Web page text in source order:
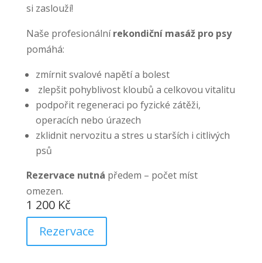
si zaslouží!
Naše profesionálnírekondiční masáž pro psy
pomáhá:
zmírnit svalové napětí a bolest
zlepšit pohyblivost kloubů a celkovou vitalitu
podpořit regeneraci po fyzické zátěži,
operacích nebo úrazech
zklidnit nervozitu a stres u starších i citlivých
psů
Rezervace nutná předem – počet míst
omezen.
1 200 Kč
Rezervace